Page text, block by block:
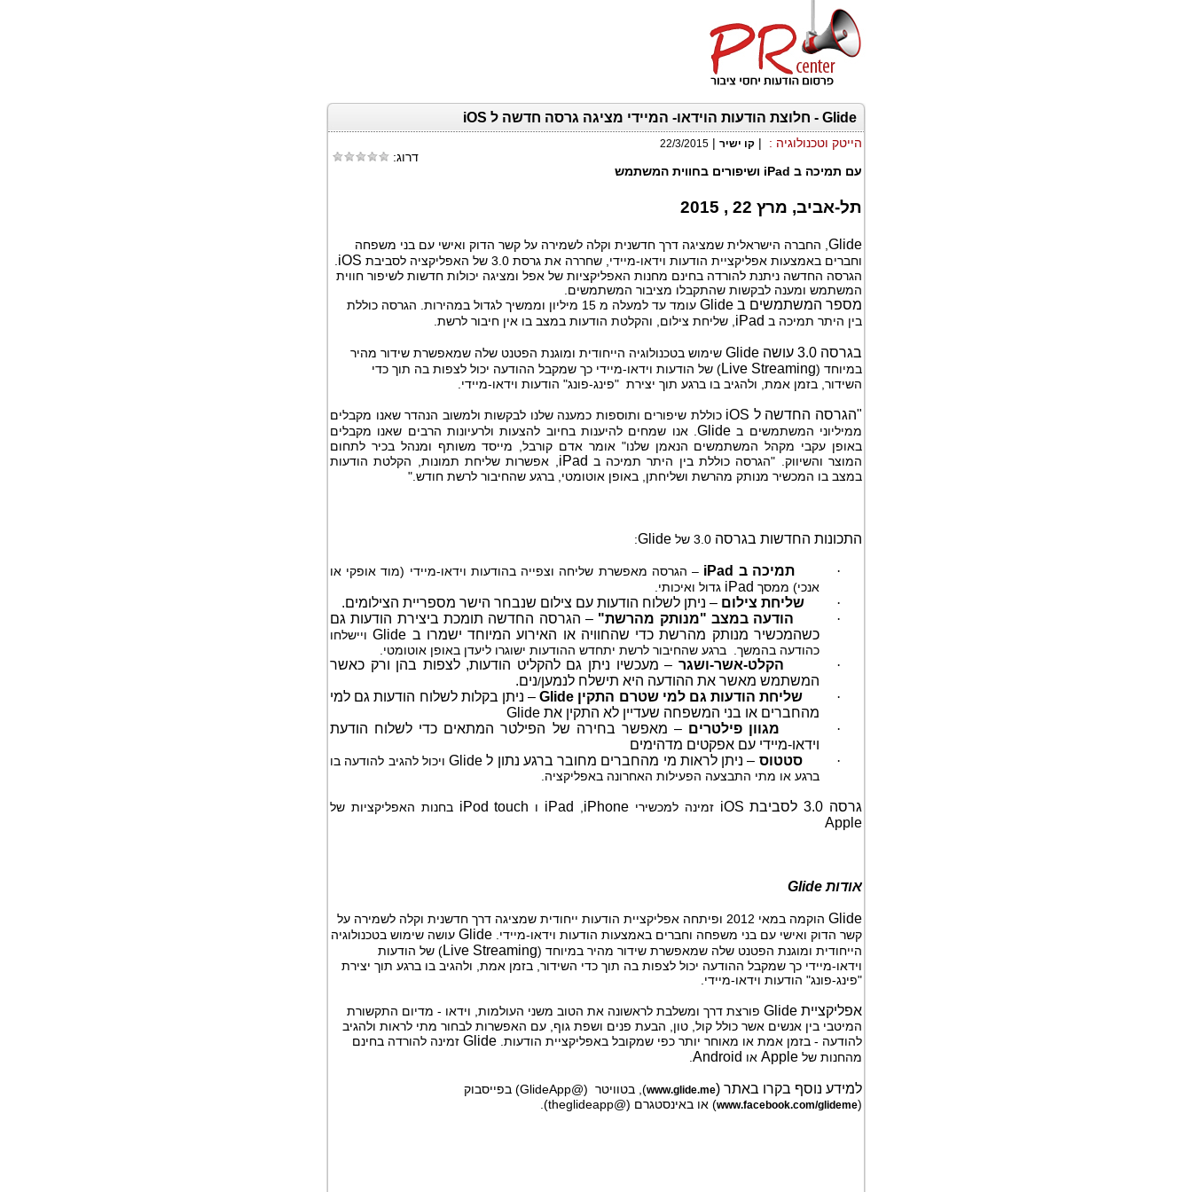
Glide - חלוצת הודעות הוידאו- המיידי מציגה גרסה חדשה ל iOS
הייטק וטכנולוגיה :
| קו ישיר |
22/3/2015
דרוג:
עם תמיכה ב iPad ושיפורים בחווית המשתמש
תל-אביב, מרץ 22 , 2015
Glide , החברה הישראלית שמציגה דרך חדשנית וקלה לשמירה על קשר הדוק ואישי עם בני משפחה
וחברים באמצעות אפליקציית הודעות וידאו-מיידי, שחררה את גרסת 3.0 של האפליקציה לסביבת
iOS
הגרסה החדשה ניתנת להורדה בחינם מחנות האפליקציות של אפל ומציגה יכולות חדשות לשיפור חווית
המשתמש ומענה לבקשות שהתקבלו מציבור המשתמשים.
מספר המשתמשים ב Glide
עומד עד למעלה מ 15 מיליון וממשיך לגדול במהירות. הגרסה כוללת
בין היתר תמיכה ב iPad , שליחת צילום, והקלטת הודעות במצב בו אין חיבור לרשת.
בגרסה 3.0 עושה Glide שימוש בטכנולוגיה הייחודית ומוגנת הפטנט שלה שמאפשרת שידור מהיר
במיוחד (Live Streaming) של הודעות וידאו-מיידי כך שמקבל ההודעה יכול לצפות בה תוך כדי
השידור, בזמן אמת, ולהגיב בו ברגע תוך יצירת "פינג-פונג" הודעות וידאו-מיידי.
"הגרסה החדשה ל iOS כוללת שיפורים ותוספות כמענה שלנו לבקשות ולמשוב הנהדר שאנו מקבלים
ממיליוני המשתמשים ב Glide . אנו שמחים להיענות בחיוב להצעות ולרעיונות הרבים שאנו מקבלים
באופן עקבי מקהל המשתמשים הנאמן שלנו" אומר אדם קורבל, מייסד משותף ומנהל בכיר לתחום
המוצר והשיווק. "הגרסה כוללת בין היתר תמיכה ב iPad , אפשרות שליחת תמונות, הקלטת הודעות
במצב בו המכשיר מנותק מהרשת ושליחתן, באופן אוטומטי, ברגע שהחיבור לרשת חודש."
התכונות החדשות בגרסה 3.0 של Glide
:
· תמיכה ב iPad – הגרסה מאפשרת שליחה וצפייה בהודעות וידאו-מיידי (מוד אופקי או
אנכי) ממסך iPad גדול ואיכותי.
· שליחת צילום – ניתן לשלוח הודעות עם צילום שנבחר הישר מספריית הצילומים.
·
הודעה במצב "מנותק מהרשת"– הגרסה החדשה תומכת ביצירת הודעות גם
כשהמכשיר מנותק מהרשת כדי שהחוויה או האירוע המיוחד ישמרו ב Glideויישלחו
כהודעה בהמשך.
ברגע שהחיבור לרשת יתחדש ההודעות ישוגרו ליעדן באופן אוטומטי.
· הקלט-אשר-ושגר – מעכשיו ניתן גם להקליט הודעות, לצפות בהן ורק כאשר
המשתמש מאשר את ההודעה היא תישלח לנמען/נים.
·
שליחת הודעות גם למי שטרם התקין Glide – ניתן בקלות לשלוח הודעות גם למי
מהחברים או בני המשפחה שעדיין לא התקין את Glide
·
מגוון פילטרים– מאפשר בחירה של הפילטר המתאים כדי לשלוח הודעת
וידאו-מיידי עם אפקטים מדהימים
·
סטטוס – ניתן לראות מי מהחברים מחובר ברגע נתון ל Glide ויכול להגיב להודעה בו
ברגע או מתי התבצעה הפעילות האחרונה באפליקציה.
גרסה 3.0 לסביבת iOS זמינה למכשיריiPhone
iPad ו iPod touch בחנות האפליקציות של
Apple
אודות Glide
Glide
הוקמה במאי 2012 ופיתחה אפליקציית הודעות ייחודית שמציגה דרך חדשנית וקלה לשמירה על
קשר הדוק ואישי עם בני משפחה וחברים באמצעות הודעות וידאו-מיידי. Glide עושה שימוש בטכנולוגיה
הייחודית ומוגנת הפטנט שלה שמאפשרת שידור מהיר במיוחד (Live Streaming) של הודעות
וידאו-מיידי כך שמקבל ההודעה יכול לצפות בה תוך כדי השידור, בזמן אמת, ולהגיב בו ברגע תוך יצירת
"פינג-פונג" הודעות וידאו-מיידי.
אפליקציית Glide פורצת דרך ומשלבת לראשונה את הטוב משני העולמות, וידאו - מדיום התקשורת
המיטבי בין אנשים אשר כולל קול, טון, הבעת פנים ושפת גוף, עם האפשרות לבחור מתי לראות ולהגיב
להודעה - בזמן אמת או מאוחר יותר כפי שמקובל באפליקציית הודעות. Glide זמינה להורדה בחינם
מהחנות של Apple או Android
למידע נוסף בקרו באתר (www.glide.me), בטוויטר
(@GlideApp) בפייסבוק
(
www.facebook.com/glideme) או באינסטגרם (@theglideapp).